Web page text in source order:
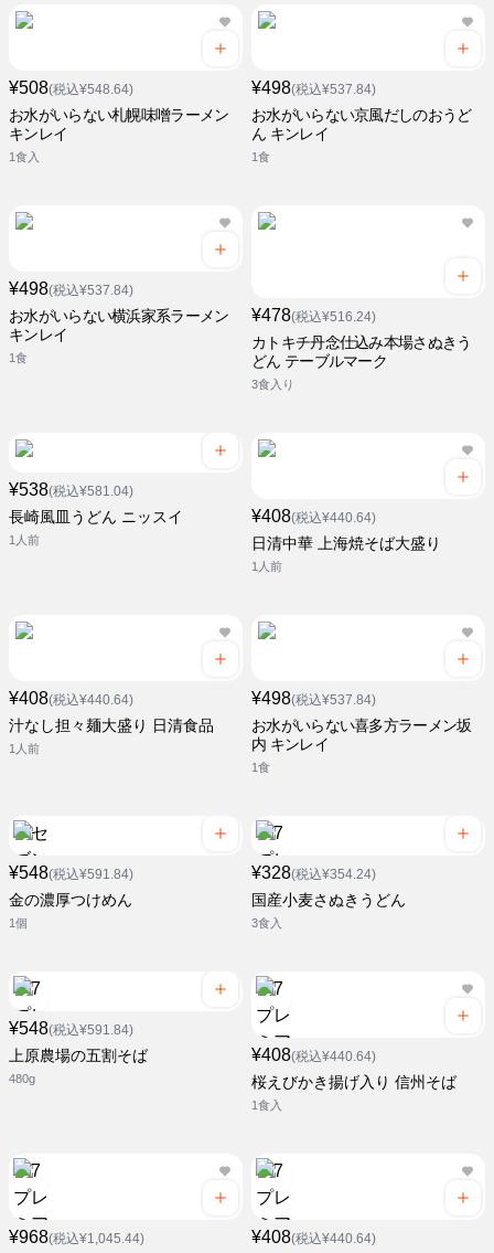
¥508(税込¥548.64)
お水がいらない札幌味噌ラーメン
キンレイ
1食入
¥498(税込¥537.84)
お水がいらない京風だしのおうど
ん キンレイ
1食
¥498(税込¥537.84)
お水がいらない横浜家系ラーメン
キンレイ
1食
¥478(税込¥516.24)
カトキチ丹念仕込み本場さぬきう
どん テーブルマーク
3食入り
¥538(税込¥581.04)
長崎風皿うどん ニッスイ
1人前
¥408(税込¥440.64)
日清中華 上海焼そば大盛り
1人前
¥408(税込¥440.64)
汁なし担々麺大盛り 日清食品
1人前
¥498(税込¥537.84)
お水がいらない喜多方ラーメン坂
内 キンレイ
1食
¥548(税込¥591.84)
金の濃厚つけめん
1個
¥328(税込¥354.24)
国産小麦さぬきうどん
3食入
¥548(税込¥591.84)
上原農場の五割そば
480g
¥408(税込¥440.64)
桜えびかき揚げ入り 信州そば
1食入
¥968(税込¥1,045.44) ¥408(税込¥440.64)